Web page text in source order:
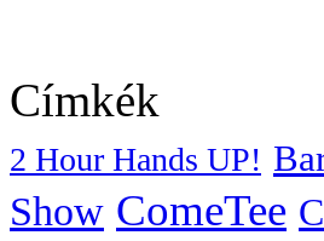
Címkék
2 Hour Hands UP!
Show ComeTee